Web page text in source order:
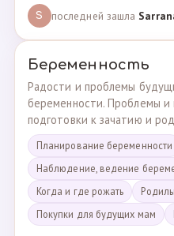
S последней зашла
Беременность
Радости и проблемы
беременности. Проблемы и
подготовки к зачатию и
Планирование беременности
Наблюдение, ведение
Когда и где рожать
Покупки для будущих мам